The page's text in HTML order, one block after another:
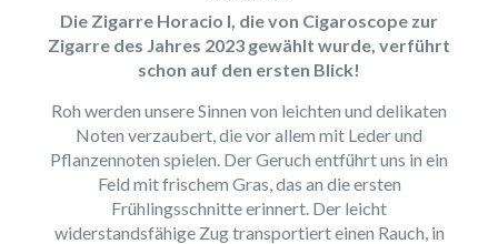
Die Zigarre Horacio I, die von Cigaroscope zur
Zigarre des Jahres 2023 gewählt wurde, verführt
schon auf den ersten Blick!
Roh werden unsere Sinnen von leichten und delikaten
Noten verzaubert, die vor allem mit Leder und
Pflanzennoten spielen. Der Geruch entführt uns in ein
Feld mit frischem Gras, das an die ersten
Frühlingsschnitte erinnert. Der leicht
widerstandsfähige Zug transportiert einen Rauch, in